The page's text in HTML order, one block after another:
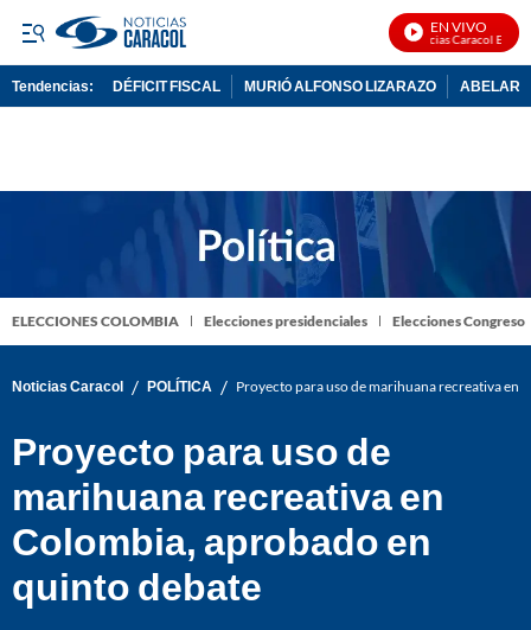
EN VIVO
Noticias Caracol En Vivo
Tendencias: DÉFICIT FISCAL MURIÓ ALFONSO LIZARAZO
ELECCIONES COLOMBIA Elecciones presidenciales Elecciones Congreso
Noticias Caracol / POLÍTICA / Proyecto para uso de marihuana recreativa en
Proyecto para uso de
marihuana recreativa en
Colombia, aprobado en
quinto debate